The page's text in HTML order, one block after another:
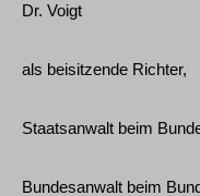
Dr. Voigt
als beisitzende Richter,
Staatsanwalt beim
Bundesanwalt beim